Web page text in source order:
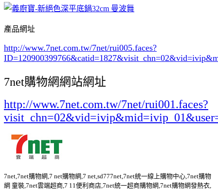
產品網址
http://www.7net.com.tw/7net/rui005.faces?
ID=120900399766&catid=1827
7net購物網網站網址
http://www.7net.com.tw/7net/rui001.faces?
7net,7net購物網,7 net購物網,7 net,sd777net,7net統一線上購物中心,7net購物
網 童裝,7net雲端超商,7 11便利商店,7net統一超商購物網,7net購物網發熱衣,